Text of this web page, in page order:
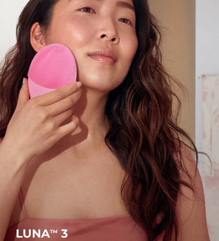
LUNATM 3
我的地址
我的訂閱
FAQ™ Pure Beauty-Tech Elixir
issa™ Teeth Whitening Set
FAQ™ Dual LED Panel
熱門產品
特別優惠 暢銷產品
English Deutsch
Español
Français
Italiano
Português
Polski
Svenska
Русский
Türkçe
简体中文 繁體中文
發貨國家
預計送達日期8/12/26
英國 預計送達日期8/11/26
西班牙 預計送達日期8/11/26
澳洲 預計送達日期 8/14/26
法國 預計送達日期